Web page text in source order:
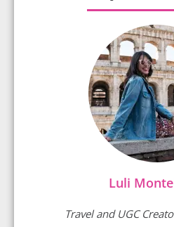
Luli
Travel and UGC